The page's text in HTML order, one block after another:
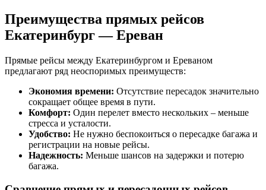
Преимущества прямых рейсов
Екатеринбург ― Ереван
Прямые рейсы между Екатеринбургом и Ереваном
предлагают ряд неоспоримых преимуществ:
Экономия времени: Отсутствие пересадок значительно
сокращает общее время в пути.
Комфорт: Один перелет вместо нескольких – меньше
стресса и усталости.
Удобство: Не нужно беспокоиться о пересадке багажа и
регистрации на новые рейсы.
Надежность: Меньше шансов на задержки и потерю
багажа.